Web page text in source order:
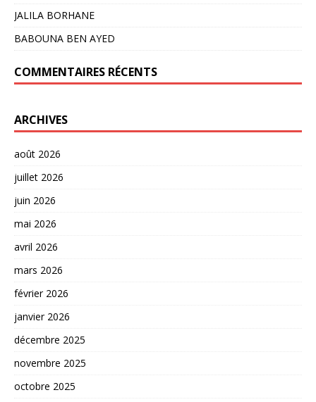
JALILA BORHANE
BABOUNA BEN AYED
COMMENTAIRES RÉCENTS
ARCHIVES
août 2026
juillet 2026
juin 2026
mai 2026
avril 2026
mars 2026
février 2026
janvier 2026
décembre 2025
novembre 2025
octobre 2025